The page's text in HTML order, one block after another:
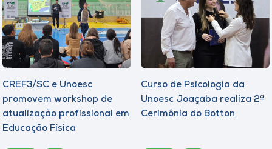
CREF3/SC e Unoesc
promovem workshop de
atualização profissional em
Educação Física
Curso de Psicologia da
Unoesc Joaçaba realiza 2ª
Cerimônia do Botton